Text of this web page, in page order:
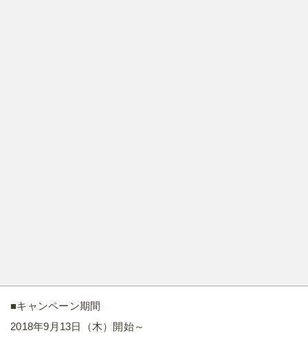
■キャンペーン期間
2018年9月13日（木）開始～